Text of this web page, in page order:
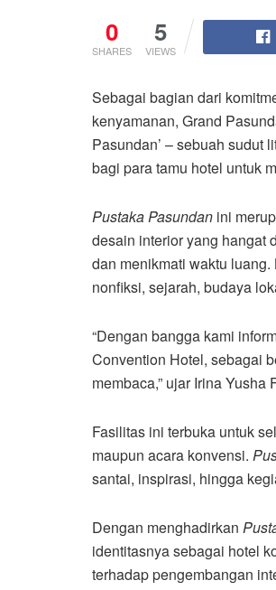
0
SHARES
5
VIEWS
Sebagai bagian dari
kenyamanan, Grand
Pasundan’ – sebuah sudut
bagi para tamu hotel untuk
Pustaka Pasundan ini
desain interior yang hangat
dan menikmati waktu
nonfiksi, sejarah, budaya
“Dengan bangga kami
Convention Hotel, sebagai
membaca,” ujar Irina
Fasilitas ini terbuka untuk
maupun acara konvensi.
santai, inspirasi, hingga
Dengan menghadirkan
identitasnya sebagai hotel
terhadap pengembangan